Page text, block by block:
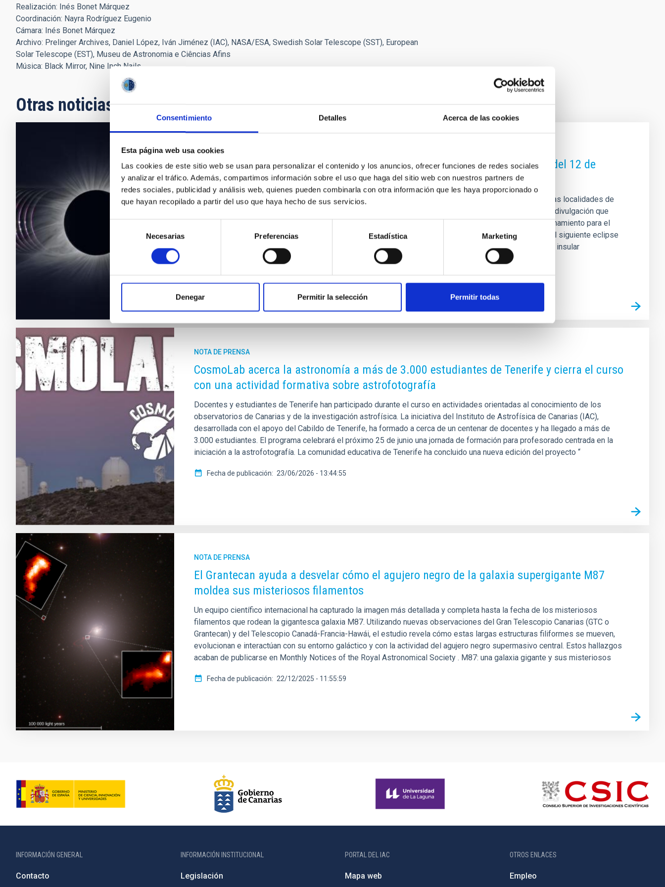
Consentimiento Detalles Acerca de las cookies
Esta página web usa cookies
Las cookies de este sitio web se usan para personalizar el contenido y los anuncios, ofrecer funciones de redes sociales
y analizar el tráfico. Además, compartimos información sobre el uso que haga del sitio web con nuestros partners de
redes sociales, publicidad y análisis web, quienes pueden combinarla con otra información que les haya proporcionado o
que hayan recopilado a partir del uso que haya hecho de sus servicios.
consentimiento
Necesarias Preferencias Estadística Marketing
Denegar Permitir la selección Permitir todas
Realización: Inés Bonet Márquez
Coordinación: Nayra Rodríguez Eugenio
Cámara: Inés Bonet Márquez
Archivo: Prelinger Archives, Daniel López, Iván Jiménez (IAC), NASA/ESA, Swedish Solar Telescope (SST), European
Solar Telescope (EST), Museu de Astronomia e Ciências Afins
Música: Black Mirror, Nine Inch Nails
Otras noticias relacionadas
NOTA DE PRENSA
El IAC arranca en Palencia el experimento NATE con el eclipse total de Sol del 12 de
agosto, con apoyo del Gobierno de Canarias
El próximo 12 de agosto, con motivo del eclipse total que podrá verse en buena parte de España, diversas localidades de
Palencia —como la capital, Frómista y Carrión de los Condes— acogerán unas jornadas de observación y divulgación que
reunirá a científicos y estudiantes de España, Marruecos y Estados Unidos. Este evento servirá de entrenamiento para el
experimento NATE (North African Telescope Eclipse) , que se desarrollará en el norte de África durante el siguiente eclipse
total que tendrá lugar el próximo año, y servirá de punto de encuentro entre la España vaciada, el espacio insular
NOTA DE PRENSA
CosmoLab acerca la astronomía a más de 3.000 estudiantes de Tenerife y cierra el curso
con una actividad formativa sobre astrofotografía
Docentes y estudiantes de Tenerife han participado durante el curso en actividades orientadas al conocimiento de los
observatorios de Canarias y de la investigación astrofísica. La iniciativa del Instituto de Astrofísica de Canarias (IAC),
desarrollada con el apoyo del Cabildo de Tenerife, ha formado a cerca de un centenar de docentes y ha llegado a más de
3.000 estudiantes. El programa celebrará el próximo 25 de junio una jornada de formación para profesorado centrada en la
iniciación a la astrofotografía. La comunidad educativa de Tenerife ha concluido una nueva edición del proyecto “
Fecha de publicación 23/06/2026 - 13:44:55
NOTA DE PRENSA
El Grantecan ayuda a desvelar cómo el agujero negro de la galaxia supergigante M87
moldea sus misteriosos filamentos
Un equipo científico internacional ha capturado la imagen más detallada y completa hasta la fecha de los misteriosos
filamentos que rodean la gigantesca galaxia M87. Utilizando nuevas observaciones del Gran Telescopio Canarias (GTC o
Grantecan) y del Telescopio Canadá-Francia-Hawái, el estudio revela cómo estas largas estructuras filiformes se mueven,
evolucionan e interactúan con su entorno galáctico y con la actividad del agujero negro supermasivo central. Estos hallazgos
acaban de publicarse en Monthly Notices of the Royal Astronomical Society . M87: una galaxia gigante y sus misteriosos
Fecha de publicación 22/12/2025 - 11:55:59
INFORMACIÓN GENERAL
Contacto
INFORMACIÓN INSTITUCIONAL
Legislación
PORTAL DEL IAC
Mapa web
OTROS ENLACES
Empleo